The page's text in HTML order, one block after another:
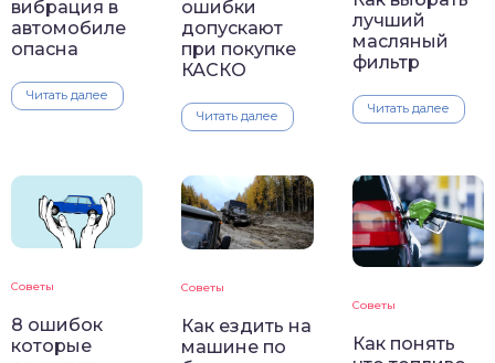
вибрация в
автомобиле
опасна
Читать далее
ошибки
допускают
при покупке
КАСКО
Читать далее
лучший
масляный
фильтр
Читать далее
Советы
8 ошибок
которые
Советы
Как ездить на
машине по
Советы
Как понять